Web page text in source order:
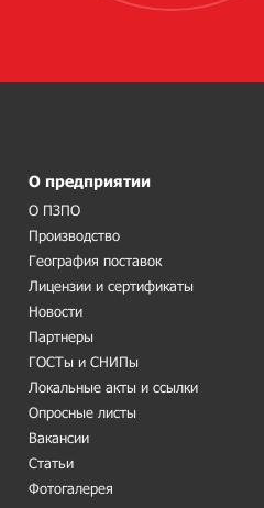
О предприятии
О ПЗПО
Производство
География поставок
Лицензии и сертификаты
Новости
Партнеры
ГОСТы и СНИПы
Локальные акты и ссылки
Опросные листы
Вакансии
Статьи
Фотогалерея